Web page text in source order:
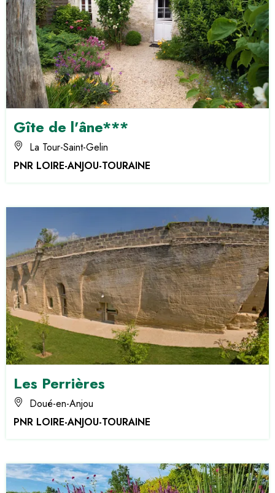
Gîte de l'âne***
La Tour-Saint-Gelin
PNR LOIRE-ANJOU-TOURAINE
Les Perrières
Doué-en-Anjou
PNR LOIRE-ANJOU-TOURAINE